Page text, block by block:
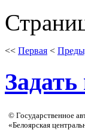
<< Первая <
Задать
© Государственное
«Белоярская